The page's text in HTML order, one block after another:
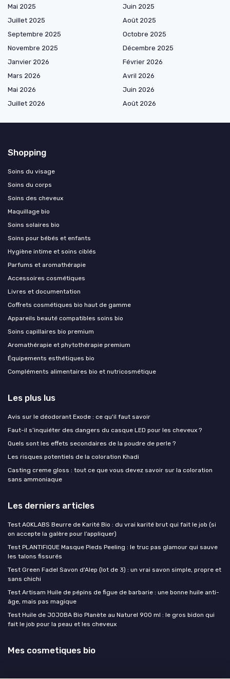
Mai 2025
Juin 2025
Juillet 2025
Août 2025
Septembre 2025
Octobre 2025
Novembre 2025
Décembre 2025
Janvier 2026
Février 2026
Mars 2026
Avril 2026
Mai 2026
Juin 2026
Juillet 2026
Août 2026
Shopping
Soins du visage
Soins du corps
Soins des cheveux
Maquillage bio
Soins solaires bio
Soins pour bébés et enfants
Hygiène intime et soins ciblés
Parfums et aromathérapie
Accessoires cosmétiques
Livres et documentation
Coffrets cosmétiques bio haut de gamme
Appareils beauté compatibles soins bio
Soins capillaires bio premium
Aromathérapie et phytothérapie premium
Équipements esthétiques bio
Compléments alimentaires bio et nutricosmétique
Les plus lus
Avis sur le déodorant Exode : ce qu'il faut savoir
Faut-il s’inquiéter des dangers du casque LED pour les cheveux ?
Quels sont les effets secondaires de la poudre de perle ?
Les risques potentiels de la coloration Khadi
Casting creme gloss : tout ce que vous devez savoir sur la coloration
sans ammoniaque
Les derniers articles
Test AOKLABS Beurre de Karité Bio : du vrai karité brut qui fait le job (si
on accepte la galère pour l’appliquer)
Test PLANTIFIQUE Masque Pieds Peeling : le truc pas glamour qui sauve
les talons fissurés
Test Green Fadel Savon d'Alep (lot de 3) : un vrai savon simple, propre et
sans chichi
Test Artisam Huile de pépins de figue de barbarie : une bonne huile anti-
âge, mais pas magique
Test Huile de JOJOBA Bio Planète au Naturel 900 ml : le gros bidon qui
fait le job pour la peau et les cheveux
Mes cosmetiques bio